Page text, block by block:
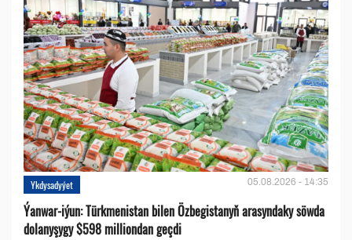
Ykdysadyýet 05.08.2026 - 14:35
Ýanwar-iýun: Türkmenistan bilen Özbegistanyň arasyndaky söwda
dolanyşygy $598 milliondan geçdi